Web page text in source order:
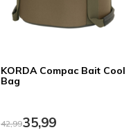
KORDA Compac Bait Cool
Bag
42,9935,99